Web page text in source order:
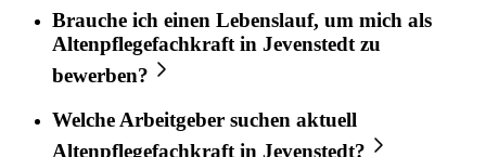
Brauche ich einen Lebenslauf, um mich als
Altenpflegefachkraft in Jevenstedt zu
bewerben?
Welche Arbeitgeber suchen aktuell
Altenpflegefachkraft in Jevenstedt?